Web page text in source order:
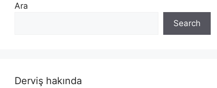
Ara
Search
Derviş hakında